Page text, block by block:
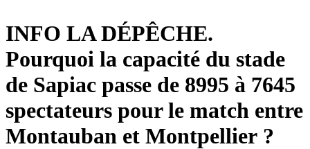
INFO LA DÉPÊCHE.
Pourquoi la capacité du stade
de Sapiac passe de 8995 à 7645
spectateurs pour le match entre
Montauban et Montpellier ?